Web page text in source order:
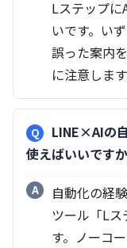
Lステップ
いです。い
誤った案内
に注意します
LINE×AIの
使えばいいです
自動化の経
ツール「L
す。ノーコ